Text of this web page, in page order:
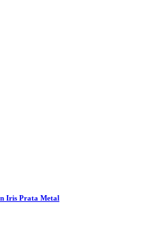
Iris Prata Metal